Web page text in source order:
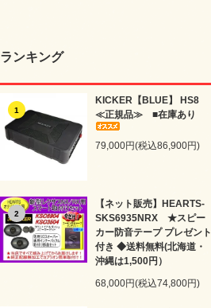
ランキング
1
KICKER【BLUE】 HS8
≪正規品≫ ■在庫あり
79,000円(税込86,900円)
2
【ネット販売】HEARTS-
SKS6935NRX ★スピー
カー防音テープ プレゼント
付き ◆送料無料(北海道・
沖縄は1,500円）
68,000円(税込74,800円)